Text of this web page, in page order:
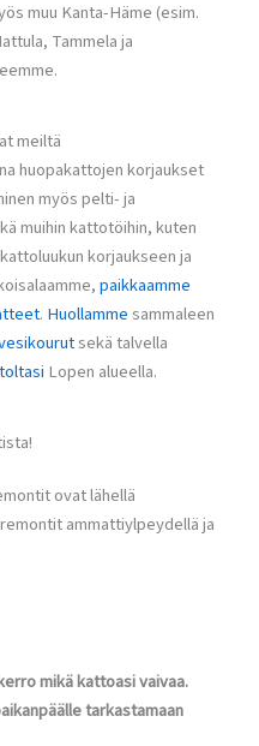
muu Kanta-Häme (esim.
Tammela ja
meiltä
huopakattojen korjaukset
myös pelti- ja
muihin kattotöihin, kuten
korjaukseen ja
paikkaamme
. Huollammesammaleen
sekä talvella
Lopen alueella.
ovat lähellä
ammattiylpeydellä ja
mikä kattoasi vaivaa.
tarkastamaan